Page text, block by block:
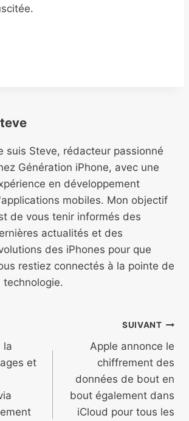
suis Steve, rédacteur passionné
Génération iPhone, avec une
en développement
mobiles. Mon objectif
de vous tenir informés des
actualités et des
des iPhones pour que
restiez connectés à la pointe de
technologie.
la
et
SUIVANT
Apple annonce le
chiffrement des
données de bout en
bout également dans
iCloud pour tous les